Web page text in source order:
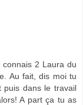
2 Laura du
Au fait, dis moi tu
dans le travail
A part ça tu as